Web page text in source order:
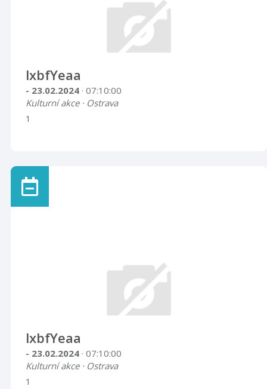
lxbfYeaa
- 23.02.2024 · 07:10:00
Kulturní akce · Ostrava
1
lxbfYeaa
- 23.02.2024 · 07:10:00
Kulturní akce · Ostrava
1